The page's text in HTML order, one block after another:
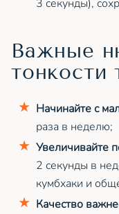
3 секунды),
Важные
тонкости
Начинайте с
раза в неделю;
Увеличивайте
2 секунды в
кумбхаки и
Качество